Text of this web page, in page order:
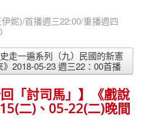
妮)/首播週三22:00/重播週四
走一遍系列（九）民國的新憲
2018-05-23 週三22：00首播
「討司馬」】《戲說
二)、05-22(二)晚間